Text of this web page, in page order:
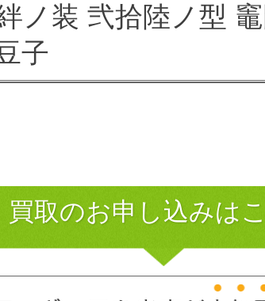
ノ装 弐拾陸ノ型 竈
子
買取のお申し込みは